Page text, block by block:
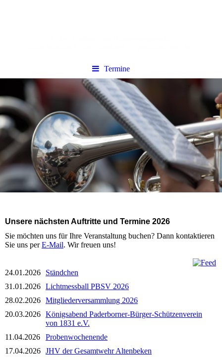
Termine
Unsere nächsten Auftritte und Termine 2026
Sie möchten uns für Ihre Veranstaltung buchen? Dann kontaktieren
Sie uns perE-Mail. Wir freuen uns!
24.01.2026
Ständchen
31.01.2026 Lichtmessball PBSV 2026
28.02.2026 Mitgliederversammlung 2026
20.03.2026 Königsabend Paderborner-Bürger-Schützenverein
von 1831 e.V.
11.04.2026
Probenwochenende
17.04.2026 JHV der Gesamtwehr Altenbeken